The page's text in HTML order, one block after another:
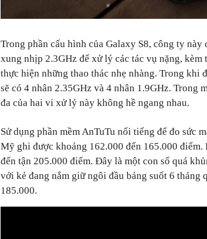
Trong phần cấu hình của Galaxy S8, công ty này
xung nhịp 2.3GHz để xử lý các tác vụ nặng,
thực hiện những thao thác nhẹ nhàng. Trong khi
sẽ có 4 nhân 2.35GHz và 4 nhân 1.9GHz. Trong
đa của hai vi xử lý này không hề ngang nhau.
Sử dụng phần mềm AnTuTu nổi tiếng để đo sức
Mỹ ghi được khoảng 162.000 đến 165.000
đến tận 205.000 điểm. Đây là một con số quá
với kẻ đang nắm giữ ngôi đầu bảng suốt 6 tháng
185.000.